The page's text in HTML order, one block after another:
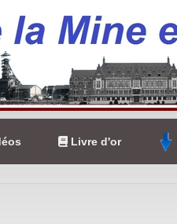
Livre d'or